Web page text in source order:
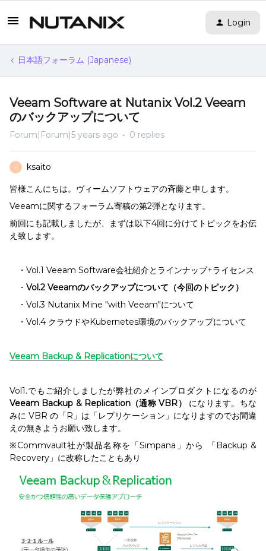
Login
日本語フォーラム (Japanese)
Veeam Software at Nutanix Vol.2 Veeam
のバックアップについて
Forum|Forum|5 years ago 0 replies
K ksaito
皆様こんにちは。ヴィームソフトウェアの斉藤と申します。
Veeamに関するフォーラム寄稿の第2弾となります。
前回にも記載しましたが、まずは以下4回に分けてトピックをお伝
え致します。
・Vol.1 Veeam Software会社紹介とラインナップ+ライセンス
・ Vol.2 Veeamのバックアップについて（今回のトピック）
・Vol.3 Nutanix Mine "with Veeam"について
・Vol.4 クラウドやKubernetes環境のバックアップについて
Veeam Backup & Replicationについて
Vol1.でもご紹介しましたが弊社のメインプロダクトになるのが
Veeam Backup & Replication（通称 VBR）
になります。ちな
みに VBR の「R」は「レプリケーション」になりますのでお間違
えの無きようお願い致します。
※Commvault社が製品名称を「Simpana」から 「Backup &
Recovery」に改称したこともあり